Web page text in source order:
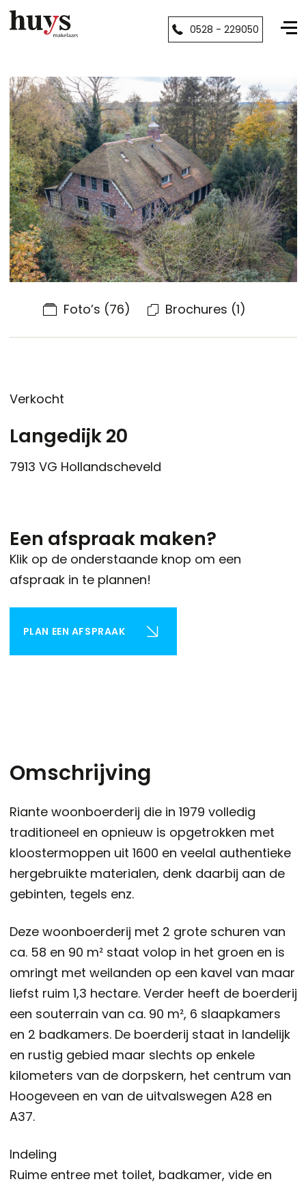
0528 - 229050
Foto’s (76) Brochures (1)
Verkocht
Langedijk 20
7913 VG Hollandscheveld
Een afspraak maken?
Klik op de onderstaande knop om een
afspraak in te plannen!
PLAN EEN AFSPRAAK
Omschrijving
Riante woonboerderij die in 1979 volledig
traditioneel en opnieuw is opgetrokken met
kloostermoppen uit 1600 en veelal authentieke
hergebruikte materialen, denk daarbij aan de
gebinten, tegels enz.
Deze woonboerderij met 2 grote schuren van
ca. 58 en 90 m² staat volop in het groen en is
omringt met weilanden op een kavel van maar
liefst ruim 1,3 hectare. Verder heeft de boerderij
een souterrain van ca. 90 m², 6 slaapkamers
en 2 badkamers. De boerderij staat in landelijk
en rustig gebied maar slechts op enkele
kilometers van de dorpskern, het centrum van
Hoogeveen en van de uitvalswegen A28 en
A37.
Indeling
Ruime entree met toilet, badkamer, vide en